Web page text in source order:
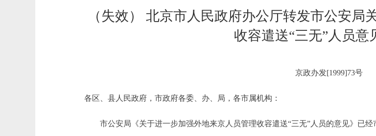
（失效） 北京市人民政府办公厅转发市公安局
收容遣送“三无”人员意
京政办发[1999]73号
各区、县人民政府，市政府各委、办、局，各市属机构：
市公安局《关于进一步加强外地来京人员管理收容遣送“三无”人员的意见》已经